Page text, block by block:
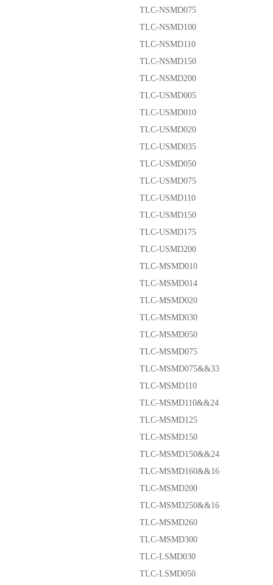
TLC-NSMD075
TLC-NSMD100
TLC-NSMD110
TLC-NSMD150
TLC-NSMD200
TLC-USMD005
TLC-USMD010
TLC-USMD020
TLC-USMD035
TLC-USMD050
TLC-USMD075
TLC-USMD110
TLC-USMD150
TLC-USMD175
TLC-USMD200
TLC-MSMD010
TLC-MSMD014
TLC-MSMD020
TLC-MSMD030
TLC-MSMD050
TLC-MSMD075
TLC-MSMD075&&33
TLC-MSMD110
TLC-MSMD110&&24
TLC-MSMD125
TLC-MSMD150
TLC-MSMD150&&24
TLC-MSMD160&&16
TLC-MSMD200
TLC-MSMD250&&16
TLC-MSMD260
TLC-MSMD300
TLC-LSMD030
TLC-LSMD050